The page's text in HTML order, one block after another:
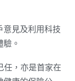
意見及利用科技
。
任，亦是首家在